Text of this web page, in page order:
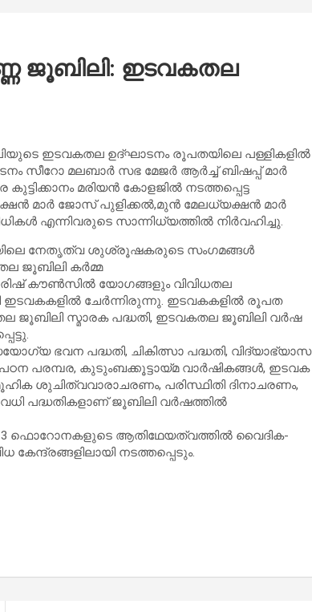
ജൂബിലി: ഇടവകതല
ഇടവകതല ഉദ്ഘാടനം രൂപതയിലെ പള്ളികളിൽ
സീറോ മലബാർ സഭ മേജർ ആർച്ച് ബിഷപ്പ് മാർ
മരിയൻ കോളജിൽ നടത്തപ്പെട്ട
മാർ ജോസ് പുളിക്കൽ,മുൻ മേലധ്യക്ഷൻ മാർ
എന്നിവരുടെ സാന്നിധ്യത്തിൽ നിർവഹിച്ചു.
നേതൃത്വ ശുശ്രൂഷകരുടെ സംഗമങ്ങൾ
ജൂബിലി കർമ്മ
കൗൺസിൽ യോഗങ്ങളും വിവിധതല
ഇടവകകളിൽ ചേർന്നിരുന്നു. ഇടവകകളിൽ രൂപത
സ്മാരക പദ്ധതി, ഇടവകതല ജൂബിലി വർഷ
ഭവന പദ്ധതി, ചികിത്സാ പദ്ധതി, വിദ്യാഭ്യാസ
പരമ്പര, കുടുംബക്കൂട്ടായ്മ വാര്‍ഷികങ്ങള്‍, ഇടവക
ശുചിത്വവാരാചരണം, പരിസ്ഥിതി ദിനാചരണം,
പദ്ധതികളാണ് ജൂബിലി വര്‍ഷത്തില്‍
13 ഫൊറോനകളുടെ ആതിഥേയത്വത്തില്‍ വൈദിക-
നടത്തപ്പെടും.